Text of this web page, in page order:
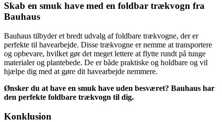
Skab en smuk have med en foldbar trækvogn fra
Bauhaus
Bauhaus tilbyder et bredt udvalg af foldbare trækvogne, der er
perfekte til havearbejde. Disse trækvogne er nemme at transportere
og opbevare, hvilket gør det meget lettere at flytte rundt på tunge
materialer og plantebede. De er både praktiske og holdbare og vil
hjælpe dig med at gøre dit havearbejde nemmere.
Ønsker du at have en smuk have uden besværet? Bauhaus har
den perfekte foldbare trækvogn til dig.
Konklusion